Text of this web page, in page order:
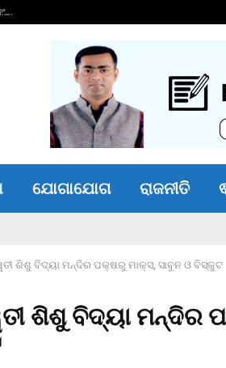
ଯୋଗାଯୋଗ ରାଜନୀତି
ଶିଶୁ ବିଦ୍ୟା ମନ୍ଦିର ପକ୍ଷରୁ ମାକ୍ସ, ସାବୁନ ଓ ବିସ୍କୁଟ
ଶିଶୁ ବିଦ୍ୟା ମନ୍ଦିର